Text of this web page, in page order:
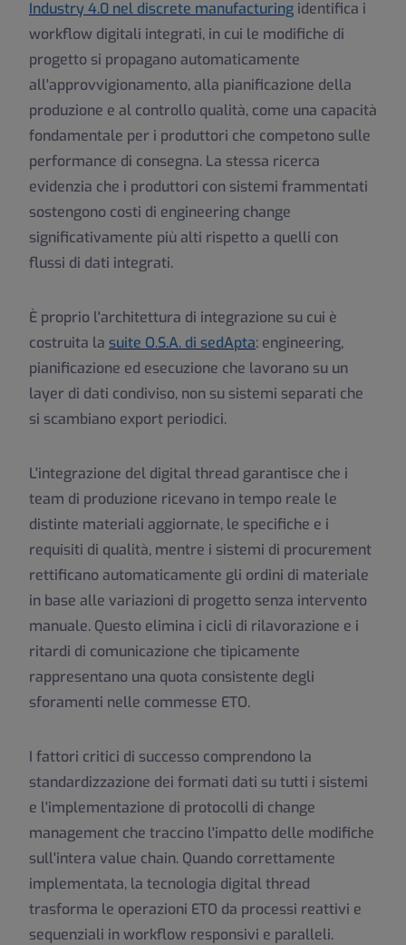
Industry 4.0 nel discrete manufacturing identifica i
workflow digitali integrati, in cui le modifiche di
progetto si propagano automaticamente
all'approvvigionamento, alla pianificazione della
produzione e al controllo qualità, come una capacità
fondamentale per i produttori che competono sulle
performance di consegna. La stessa ricerca
evidenzia che i produttori con sistemi frammentati
sostengono costi di engineering change
significativamente più alti rispetto a quelli con
flussi di dati integrati.
È proprio l'architettura di integrazione su cui è
costruita la suite O.S.A. di sedApta: engineering,
pianificazione ed esecuzione che lavorano su un
layer di dati condiviso, non su sistemi separati che
si scambiano export periodici.
L'integrazione del digital thread garantisce che i
team di produzione ricevano in tempo reale le
distinte materiali aggiornate, le specifiche e i
requisiti di qualità, mentre i sistemi di procurement
rettificano automaticamente gli ordini di materiale
in base alle variazioni di progetto senza intervento
manuale. Questo elimina i cicli di rilavorazione e i
ritardi di comunicazione che tipicamente
rappresentano una quota consistente degli
sforamenti nelle commesse ETO.
I fattori critici di successo comprendono la
standardizzazione dei formati dati su tutti i sistemi
e l'implementazione di protocolli di change
management che traccino l'impatto delle modifiche
sull'intera value chain. Quando correttamente
implementata, la tecnologia digital thread
trasforma le operazioni ETO da processi reattivi e
sequenziali in workflow responsivi e paralleli.